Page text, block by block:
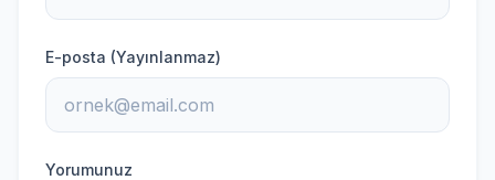
E-posta (Yayınlanmaz)
Yorumunuz